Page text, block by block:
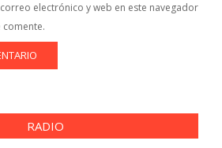
electrónico y web en este navegador
RADIO